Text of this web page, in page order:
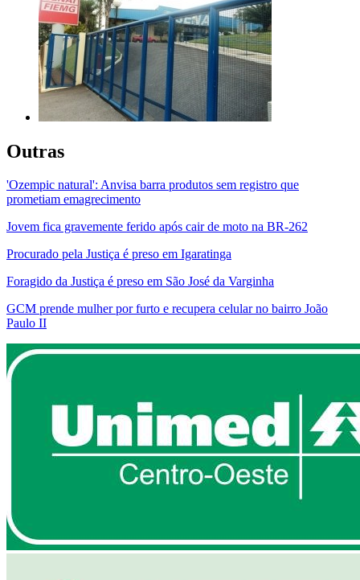
Outras
'Ozempic natural': Anvisa barra produtos sem registro que
prometiam emagrecimento
Jovem fica gravemente ferido após cair de moto na BR-262
Procurado pela Justiça é preso em Igaratinga
Foragido da Justiça é preso em São José da Varginha
GCM prende mulher por furto e recupera celular no bairro João
Paulo II